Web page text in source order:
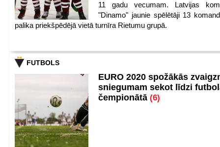
11 gadu vecumam. Latvijas
"Dinamo" jaunie spēlētāji 13
palika priekšpēdējā vietā turnīra Rietumu grupā.
FUTBOLS
EURO 2020 spožākās
sniegumam sekot līdzi
čempionātā (6)